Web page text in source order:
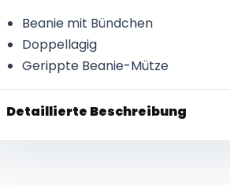
Beanie mit Bündchen
Doppellagig
Gerippte Beanie-Mütze
Detaillierte Beschreibung